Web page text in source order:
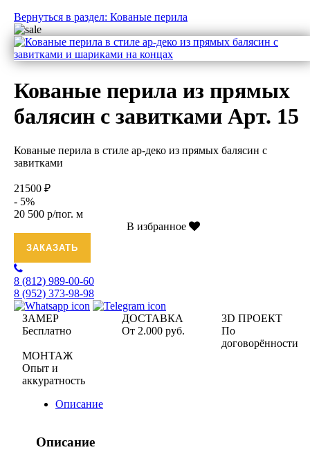
Вернуться в раздел: Кованые перила
Кованые перила из прямых
балясин с завитками Арт. 15
Кованые перила в стиле ар-деко из прямых балясин с
завитками
21500 ₽
- 5%
20 500 р/пог. м
В избранное
ЗАКАЗАТЬ
8 (812) 989-00-60
8 (952) 373-98-98
ЗАМЕР
Бесплатно
ДОСТАВКА
От 2.000 руб.
3D ПРОЕКТ
По
договорённости
МОНТАЖ
Опыт и
аккуратность
Описание
Описание